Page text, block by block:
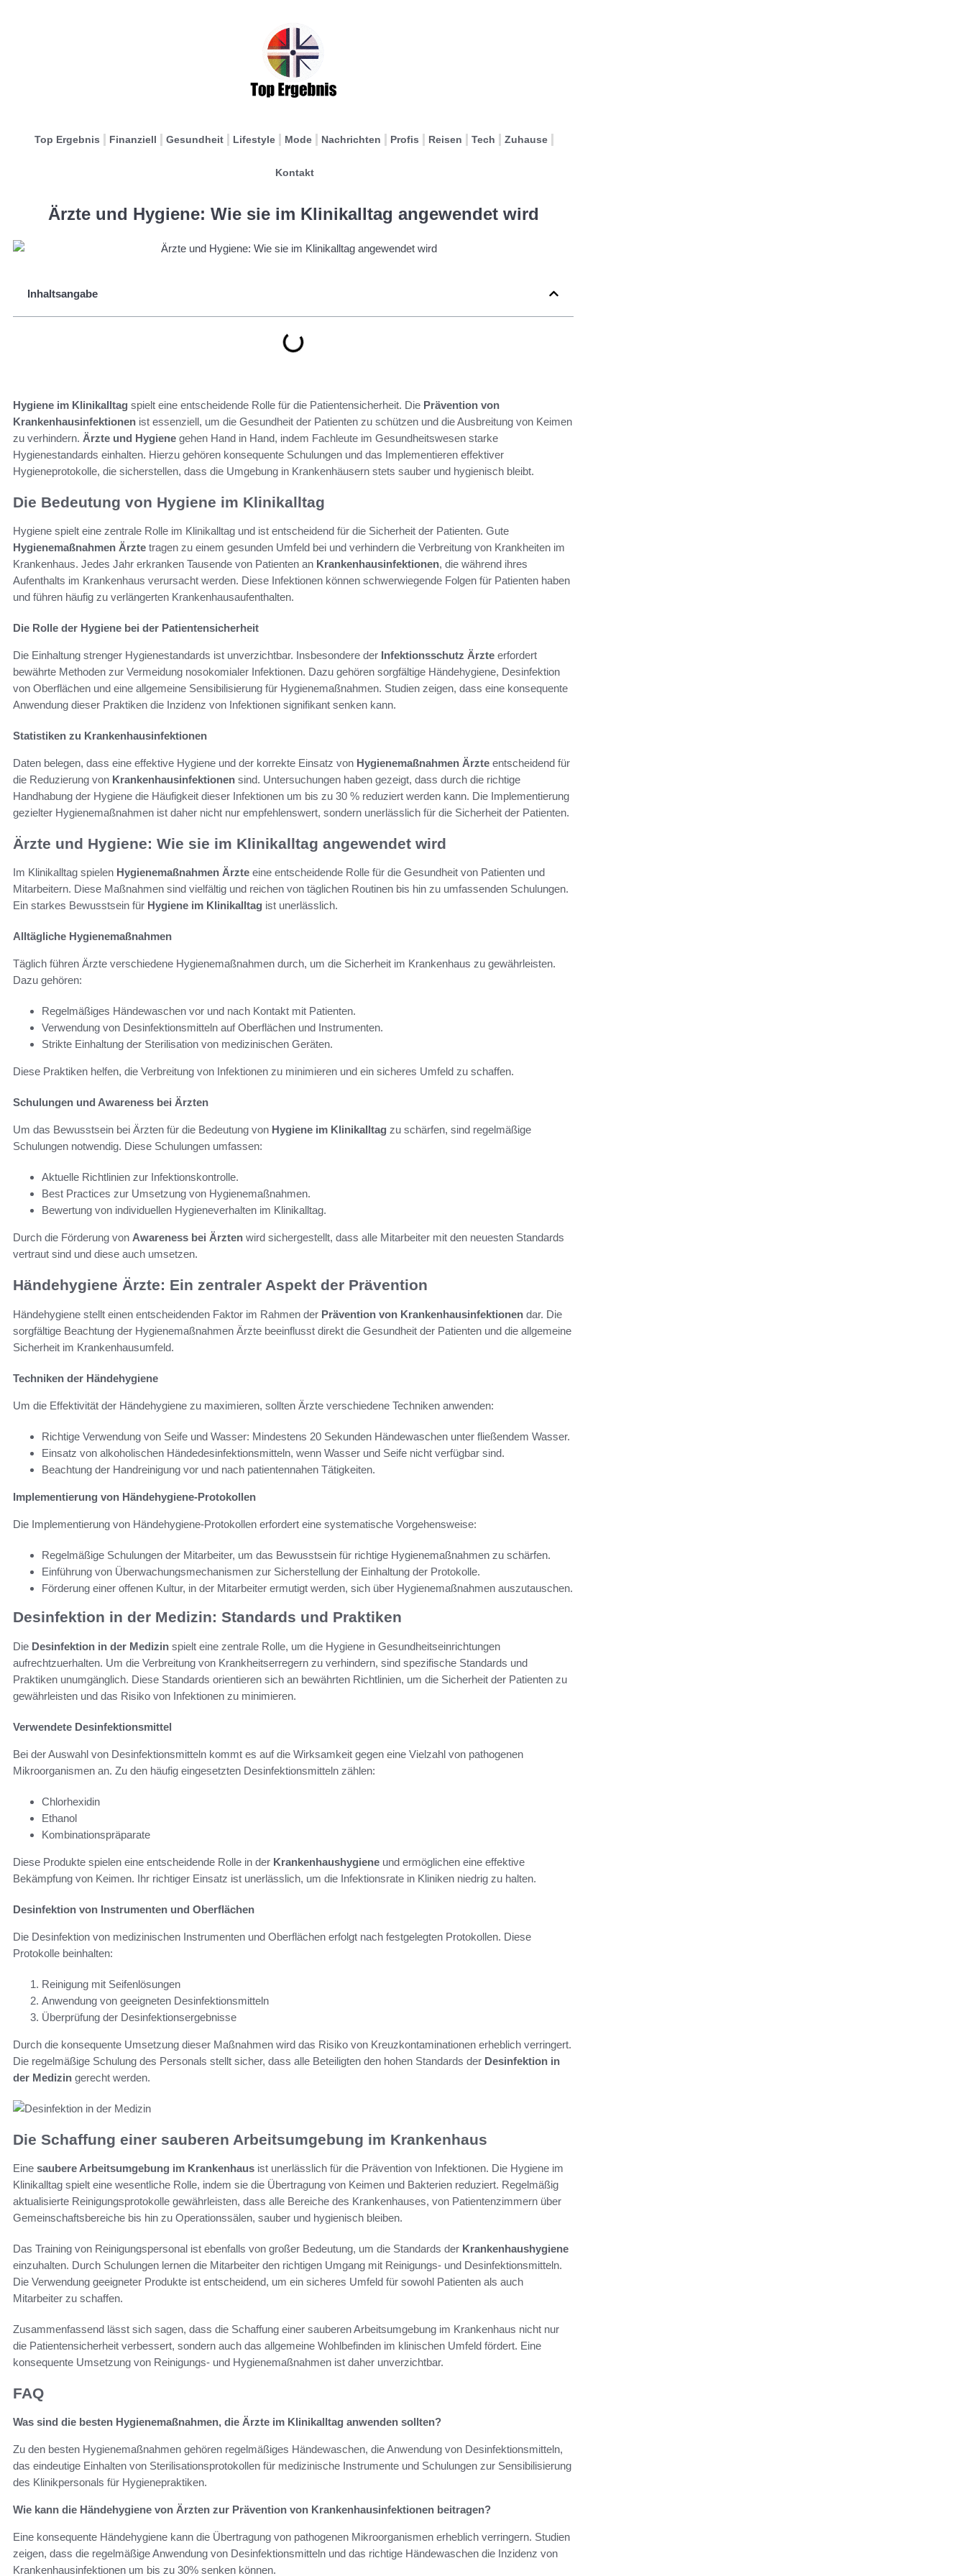
Top Ergebnis Finanziell Gesundheit Lifestyle Mode Nachrichten Profis Reisen Tech Zuhause
Kontakt
Ärzte und Hygiene: Wie sie im Klinikalltag angewendet wird
Inhaltsangabe
Hygiene im Klinikalltag spielt eine entscheidende Rolle für die Patientensicherheit. Die Prävention von
Krankenhausinfektionen ist essenziell, um die Gesundheit der Patienten zu schützen und die Ausbreitung von Keimen
zu verhindern. Ärzte und Hygiene gehen Hand in Hand, indem Fachleute im Gesundheitswesen starke
Hygienestandards einhalten. Hierzu gehören konsequente Schulungen und das Implementieren effektiver
Hygieneprotokolle, die sicherstellen, dass die Umgebung in Krankenhäusern stets sauber und hygienisch bleibt.
Die Bedeutung von Hygiene im Klinikalltag
Hygiene spielt eine zentrale Rolle im Klinikalltag und ist entscheidend für die Sicherheit der Patienten. Gute
Hygienemaßnahmen Ärzte tragen zu einem gesunden Umfeld bei und verhindern die Verbreitung von Krankheiten im
Krankenhaus. Jedes Jahr erkranken Tausende von Patienten an Krankenhausinfektionen, die während ihres
Aufenthalts im Krankenhaus verursacht werden. Diese Infektionen können schwerwiegende Folgen für Patienten haben
und führen häufig zu verlängerten Krankenhausaufenthalten.
Die Rolle der Hygiene bei der Patientensicherheit
Die Einhaltung strenger Hygienestandards ist unverzichtbar. Insbesondere der Infektionsschutz Ärzte erfordert
bewährte Methoden zur Vermeidung nosokomialer Infektionen. Dazu gehören sorgfältige Händehygiene, Desinfektion
von Oberflächen und eine allgemeine Sensibilisierung für Hygienemaßnahmen. Studien zeigen, dass eine konsequente
Anwendung dieser Praktiken die Inzidenz von Infektionen signifikant senken kann.
Statistiken zu Krankenhausinfektionen
Daten belegen, dass eine effektive Hygiene und der korrekte Einsatz von Hygienemaßnahmen Ärzte entscheidend für
die Reduzierung von Krankenhausinfektionen sind. Untersuchungen haben gezeigt, dass durch die richtige
Handhabung der Hygiene die Häufigkeit dieser Infektionen um bis zu 30 % reduziert werden kann. Die Implementierung
gezielter Hygienemaßnahmen ist daher nicht nur empfehlenswert, sondern unerlässlich für die Sicherheit der Patienten.
Ärzte und Hygiene: Wie sie im Klinikalltag angewendet wird
Im Klinikalltag spielen Hygienemaßnahmen Ärzte eine entscheidende Rolle für die Gesundheit von Patienten und
Mitarbeitern. Diese Maßnahmen sind vielfältig und reichen von täglichen Routinen bis hin zu umfassenden Schulungen.
Ein starkes Bewusstsein für Hygiene im Klinikalltag ist unerlässlich.
Alltägliche Hygienemaßnahmen
Täglich führen Ärzte verschiedene Hygienemaßnahmen durch, um die Sicherheit im Krankenhaus zu gewährleisten.
Dazu gehören:
Regelmäßiges Händewaschen vor und nach Kontakt mit Patienten.
Verwendung von Desinfektionsmitteln auf Oberflächen und Instrumenten.
Strikte Einhaltung der Sterilisation von medizinischen Geräten.
Diese Praktiken helfen, die Verbreitung von Infektionen zu minimieren und ein sicheres Umfeld zu schaffen.
Schulungen und Awareness bei Ärzten
Um das Bewusstsein bei Ärzten für die Bedeutung von Hygiene im Klinikalltag zu schärfen, sind regelmäßige
Schulungen notwendig. Diese Schulungen umfassen:
Aktuelle Richtlinien zur Infektionskontrolle.
Best Practices zur Umsetzung von Hygienemaßnahmen.
Bewertung von individuellen Hygieneverhalten im Klinikalltag.
Durch die Förderung von Awareness bei Ärzten wird sichergestellt, dass alle Mitarbeiter mit den neuesten Standards
vertraut sind und diese auch umsetzen.
Händehygiene Ärzte: Ein zentraler Aspekt der Prävention
Händehygiene stellt einen entscheidenden Faktor im Rahmen der Prävention von Krankenhausinfektionen dar. Die
sorgfältige Beachtung der Hygienemaßnahmen Ärzte beeinflusst direkt die Gesundheit der Patienten und die allgemeine
Sicherheit im Krankenhausumfeld.
Techniken der Händehygiene
Um die Effektivität der Händehygiene zu maximieren, sollten Ärzte verschiedene Techniken anwenden:
Richtige Verwendung von Seife und Wasser: Mindestens 20 Sekunden Händewaschen unter fließendem Wasser.
Einsatz von alkoholischen Händedesinfektionsmitteln, wenn Wasser und Seife nicht verfügbar sind.
Beachtung der Handreinigung vor und nach patientennahen Tätigkeiten.
Implementierung von Händehygiene-Protokollen
Die Implementierung von Händehygiene-Protokollen erfordert eine systematische Vorgehensweise:
Regelmäßige Schulungen der Mitarbeiter, um das Bewusstsein für richtige Hygienemaßnahmen zu schärfen.
Einführung von Überwachungsmechanismen zur Sicherstellung der Einhaltung der Protokolle.
Förderung einer offenen Kultur, in der Mitarbeiter ermutigt werden, sich über Hygienemaßnahmen auszutauschen.
Desinfektion in der Medizin: Standards und Praktiken
Die Desinfektion in der Medizin spielt eine zentrale Rolle, um die Hygiene in Gesundheitseinrichtungen
aufrechtzuerhalten. Um die Verbreitung von Krankheitserregern zu verhindern, sind spezifische Standards und
Praktiken unumgänglich. Diese Standards orientieren sich an bewährten Richtlinien, um die Sicherheit der Patienten zu
gewährleisten und das Risiko von Infektionen zu minimieren.
Verwendete Desinfektionsmittel
Bei der Auswahl von Desinfektionsmitteln kommt es auf die Wirksamkeit gegen eine Vielzahl von pathogenen
Mikroorganismen an. Zu den häufig eingesetzten Desinfektionsmitteln zählen:
Chlorhexidin
Ethanol
Kombinationspräparate
Diese Produkte spielen eine entscheidende Rolle in der Krankenhaushygiene und ermöglichen eine effektive
Bekämpfung von Keimen. Ihr richtiger Einsatz ist unerlässlich, um die Infektionsrate in Kliniken niedrig zu halten.
Desinfektion von Instrumenten und Oberflächen
Die Desinfektion von medizinischen Instrumenten und Oberflächen erfolgt nach festgelegten Protokollen. Diese
Protokolle beinhalten:
Reinigung mit Seifenlösungen
Anwendung von geeigneten Desinfektionsmitteln
Überprüfung der Desinfektionsergebnisse
Durch die konsequente Umsetzung dieser Maßnahmen wird das Risiko von Kreuzkontaminationen erheblich verringert.
Die regelmäßige Schulung des Personals stellt sicher, dass alle Beteiligten den hohen Standards der Desinfektion in
der Medizin gerecht werden.
Die Schaffung einer sauberen Arbeitsumgebung im Krankenhaus
Eine saubere Arbeitsumgebung im Krankenhaus ist unerlässlich für die Prävention von Infektionen. Die Hygiene im
Klinikalltag spielt eine wesentliche Rolle, indem sie die Übertragung von Keimen und Bakterien reduziert. Regelmäßig
aktualisierte Reinigungsprotokolle gewährleisten, dass alle Bereiche des Krankenhauses, von Patientenzimmern über
Gemeinschaftsbereiche bis hin zu Operationssälen, sauber und hygienisch bleiben.
Das Training von Reinigungspersonal ist ebenfalls von großer Bedeutung, um die Standards der Krankenhaushygiene
einzuhalten. Durch Schulungen lernen die Mitarbeiter den richtigen Umgang mit Reinigungs- und Desinfektionsmitteln.
Die Verwendung geeigneter Produkte ist entscheidend, um ein sicheres Umfeld für sowohl Patienten als auch
Mitarbeiter zu schaffen.
Zusammenfassend lässt sich sagen, dass die Schaffung einer sauberen Arbeitsumgebung im Krankenhaus nicht nur
die Patientensicherheit verbessert, sondern auch das allgemeine Wohlbefinden im klinischen Umfeld fördert. Eine
konsequente Umsetzung von Reinigungs- und Hygienemaßnahmen ist daher unverzichtbar.
FAQ
Was sind die besten Hygienemaßnahmen, die Ärzte im Klinikalltag anwenden sollten?
Zu den besten Hygienemaßnahmen gehören regelmäßiges Händewaschen, die Anwendung von Desinfektionsmitteln,
das eindeutige Einhalten von Sterilisationsprotokollen für medizinische Instrumente und Schulungen zur Sensibilisierung
des Klinikpersonals für Hygienepraktiken.
Wie kann die Händehygiene von Ärzten zur Prävention von Krankenhausinfektionen beitragen?
Eine konsequente Händehygiene kann die Übertragung von pathogenen Mikroorganismen erheblich verringern. Studien
zeigen, dass die regelmäßige Anwendung von Desinfektionsmitteln und das richtige Händewaschen die Inzidenz von
Krankenhausinfektionen um bis zu 30% senken können.